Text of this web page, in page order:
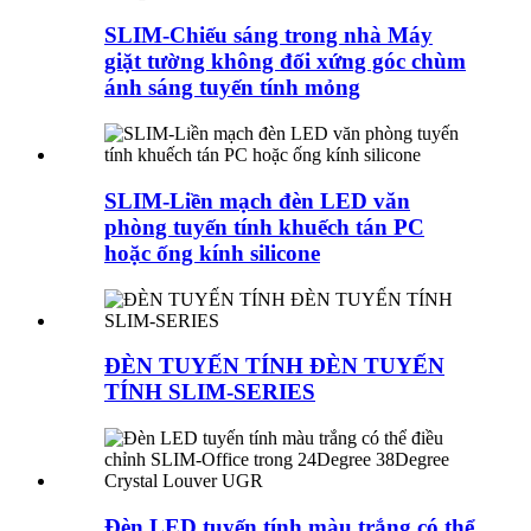
SLIM-Chiếu sáng trong nhà Máy
giặt tường không đối xứng góc chùm
ánh sáng tuyến tính mỏng
SLIM-Liền mạch đèn LED văn
phòng tuyến tính khuếch tán PC
hoặc ống kính silicone
ĐÈN TUYẾN TÍNH ĐÈN TUYẾN
TÍNH SLIM-SERIES